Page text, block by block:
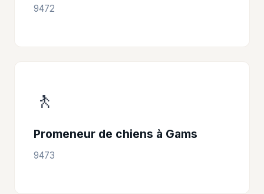
9472
🚶
Promeneur de chiens à Gams
9473